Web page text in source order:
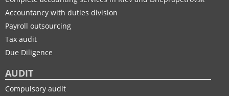
Accountancy with duties division
Payroll outsourcing
Tax audit
Due Diligence
AUDIT
Compulsory audit